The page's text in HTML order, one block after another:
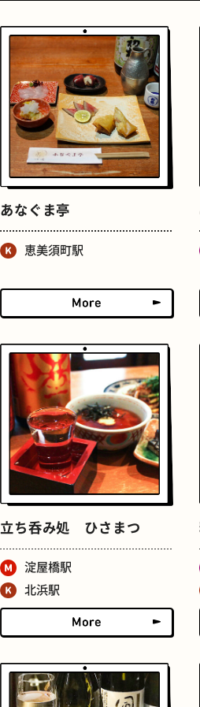
文学碑
文房具
あなぐま亭
恵美須町駅
立ち呑み処 ひさまつ
淀屋橋駅
北浜駅